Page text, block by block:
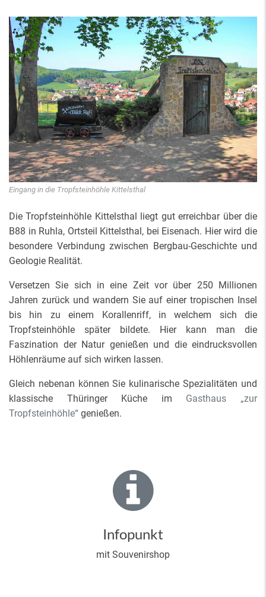
Eingang in die Tropfsteinhöhle Kittelsthal
Die Tropfsteinhöhle Kittelsthal liegt gut erreichbar über die
B88 in Ruhla, Ortsteil Kittelsthal, bei Eisenach. Hier wird die
besondere Verbindung zwischen Bergbau-Geschichte und
Geologie Realität.
Versetzen Sie sich in eine Zeit vor über 250 Millionen
Jahren zurück und wandern Sie auf einer tropischen Insel
bis hin zu einem Korallenriff, in welchem sich die
Tropfsteinhöhle später bildete. Hier kann man die
Faszination der Natur genießen und die eindrucksvollen
Höhlenräume auf sich wirken lassen.
Gleich nebenan können Sie kulinarische Spezialitäten und
klassische Thüringer Küche im Gasthaus „zur
Tropfsteinhöhle“ genießen.
Infopunkt
mit Souvenirshop